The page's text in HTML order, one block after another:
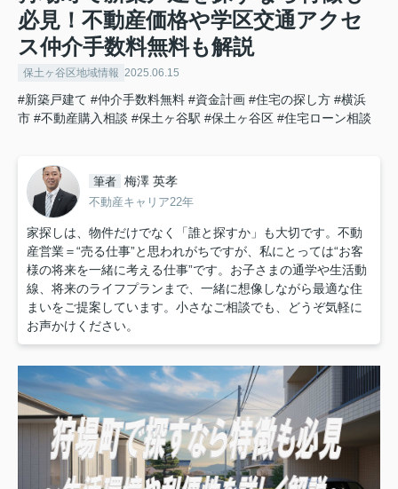
必見！不動産価格や学区交通アクセ
ス仲介手数料無料も解説
保土ヶ谷区地域情報 2025.06.15
#新築戸建て #仲介手数料無料 #資金計画 #住宅の探し方 #横浜
市 #不動産購入相談 #保土ヶ谷駅 #保土ヶ谷区 #住宅ローン相談
筆者 梅澤 英孝
不動産キャリア22年
家探しは、物件だけでなく「誰と探すか」も大切です。不動
産営業＝“売る仕事”と思われがちですが、私にとっては“お客
様の将来を一緒に考える仕事”です。お子さまの通学や生活動
線、将来のライフプランまで、一緒に想像しながら最適な住
まいをご提案しています。小さなご相談でも、どうぞ気軽に
お声かけください。